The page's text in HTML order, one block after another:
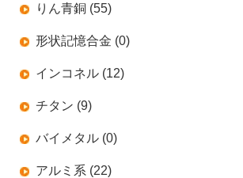
りん青銅 (55)
形状記憶合金 (0)
インコネル (12)
チタン (9)
バイメタル (0)
アルミ系 (22)